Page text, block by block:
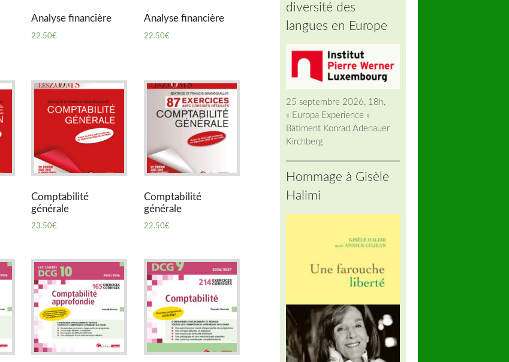
Analyse financière
22.50€
Analyse financière
22.50€
Comptabilité
générale
23.50€
Comptabilité
générale
22.50€
diversité des
langues en Europe
25 septembre 2026, 18h,
« Europa Experience »
Bâtiment Konrad Adenauer
Kirchberg
Hommage à Gisèle
Halimi